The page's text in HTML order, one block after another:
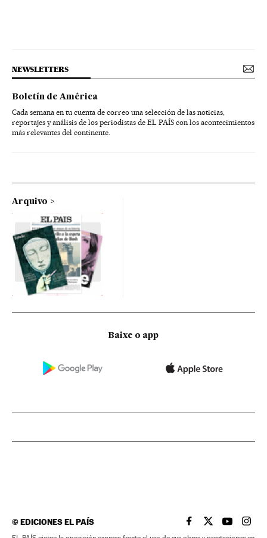
NEWSLETTERS
Boletín de América
Cada semana en tu cuenta de correo una selección de las noticias,
reportajes y análisis de los periodistas de EL PAÍS con los acontecimientos
más relevantes del continente.
Arquivo
Baixe o app
©EDICIONES EL PAÍS EL PAÍS BRASIL EN
EL PAÍSEL PAÍS
EL